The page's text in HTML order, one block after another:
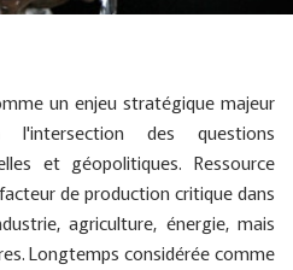
un enjeu stratégique majeur
des questions
et géopolitiques. Ressource
de production critique dans
agriculture, énergie, mais
Longtemps considérée comme